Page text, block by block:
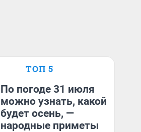
ТОП 5
По погоде 31 июля
можно узнать, какой
будет осень, —
народные приметы